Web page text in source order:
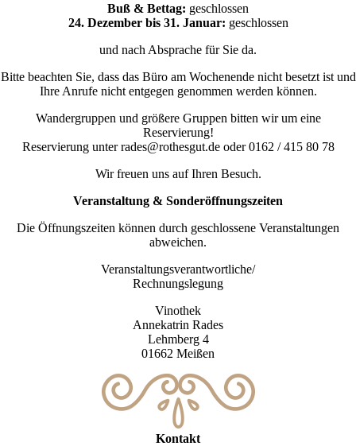
Buß & Bettag: geschlossen
24. Dezember bis 31. Januar: geschlossen
und nach Absprache für Sie da.
Bitte beachten Sie, dass das Büro am Wochenende nicht besetzt ist und
Ihre Anrufe nicht entgegen genommen werden können.
Wandergruppen und größere Gruppen bitten wir um eine
Reservierung!
Reservierung unter rades@rothesgut.de oder 0162 / 415 80 78
Wir freuen uns auf Ihren Besuch.
Veranstaltung & Sonderöffnungszeiten
Die Öffnungszeiten können durch geschlossene Veranstaltungen
abweichen.
Veranstaltungsverantwortliche/
Rechnungslegung
Vinothek
Annekatrin Rades
Lehmberg 4
01662 Meißen
Kontakt